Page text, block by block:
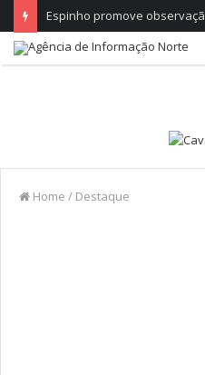
Espinho promove
Home / Destaque